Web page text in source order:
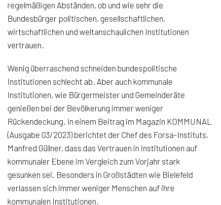
regelmäßigen Abständen, ob und wie sehr die
Bundesbürger politischen, gesellschaftlichen,
wirtschaftlichen und weltanschaulichen Institutionen
vertrauen.
Wenig überraschend schneiden bundespolitische
Institutionen schlecht ab. Aber auch kommunale
Institutionen, wie Bürgermeister und Gemeinderäte
genießen bei der Bevölkerung immer weniger
Rückendeckung. In einem Beitrag im Magazin KOMMUNAL
(Ausgabe 03/2023) berichtet der Chef des Forsa-Instituts,
Manfred Güllner, dass das Vertrauen in Institutionen auf
kommunaler Ebene im Vergleich zum Vorjahr stark
gesunken sei. Besonders in Großstädten wie Bielefeld
verlassen sich immer weniger Menschen auf ihre
kommunalen Institutionen.